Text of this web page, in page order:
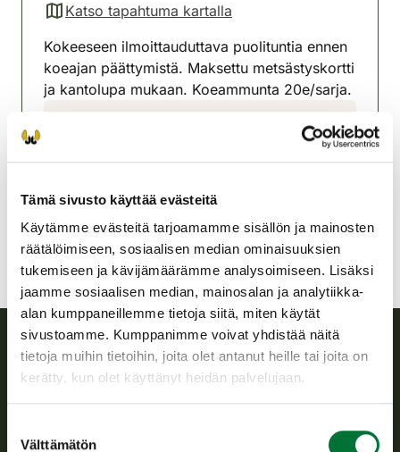
Tämä sivusto käyttää evästeitä
Käytämme evästeitä tarjoamamme sisällön ja mainosten
räätälöimiseen, sosiaalisen median ominaisuuksien
tukemiseen ja kävijämäärämme analysoimiseen. Lisäksi
jaamme sosiaalisen median, mainosalan ja analytiikka-
alan kumppaneillemme tietoja siitä, miten käytät
sivustoamme. Kumppanimme voivat yhdistää näitä
tietoja muihin tietoihin, joita olet antanut heille tai joita on
kerätty, kun olet käyttänyt heidän palvelujaan.
valinta
Välttämätön
Katso tapahtuma kartalla
(avautuu uuteen välilehteen)
Kokeeseen ilmoittauduttava puolituntia ennen
koeajan päättymistä. Maksettu metsästyskortti
ja kantolupa mukaan. Koeammunta 20e/sarja.
alavus-toysa@rhy.riista.fi
Suomen riistakeskus
riistanhoitoyhdistysten toimintaa ja huolehtii riistapolitiikan